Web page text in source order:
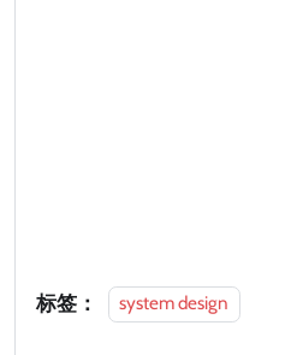
标签： system design